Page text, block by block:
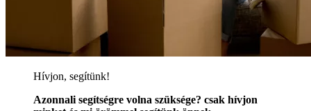
Hívjon, segítünk!
Azonnali segítségre volna szüksége? csak hívjon